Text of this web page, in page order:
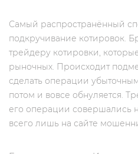
Самый распространённый
подкручивание котировок.
трейдеру котировки,
рыночных. Происходит
сделать операции
потом и вовсе обнуляется.
его операции совершались
всего лишь на сайте